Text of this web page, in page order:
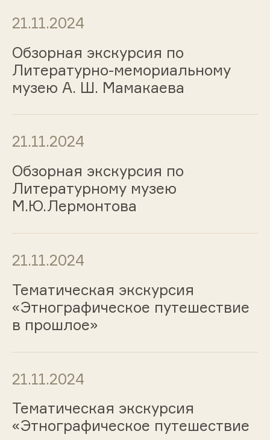
21.11.2024
Обзорная экскурсия по
Литературно-мемориальному
музею А. Ш. Мамакаева
21.11.2024
Обзорная экскурсия по
Литературному музею
М.Ю.Лермонтова
21.11.2024
Тематическая экскурсия
«Этнографическое путешествие
в прошлое»
21.11.2024
Тематическая экскурсия
«Этнографическое путешествие